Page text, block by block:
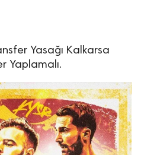
Yasağı Kalkarsa
Yaplamalı.